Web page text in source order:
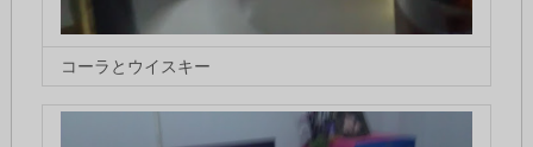
コーラとウイスキー